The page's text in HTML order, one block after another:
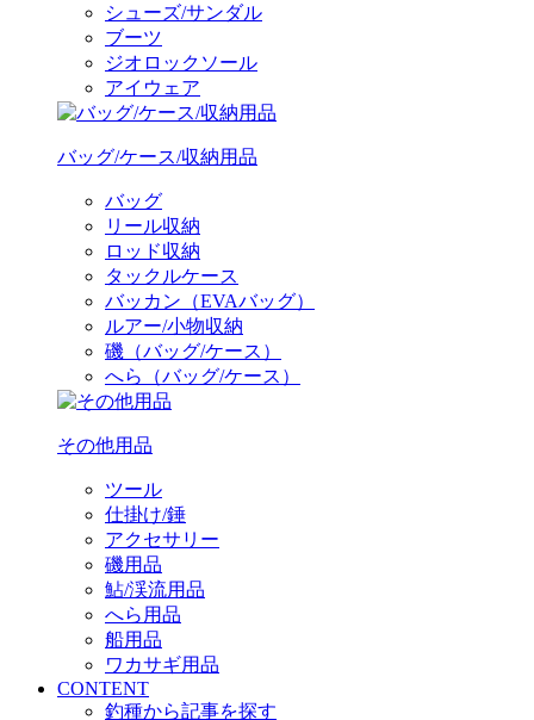
シューズ/サンダル
ブーツ
ジオロックソール
アイウェア
バッグ/ケース/収納用品
バッグ
リール収納
ロッド収納
タックルケース
バッカン（EVAバッグ）
ルアー/小物収納
磯（バッグ/ケース）
へら（バッグ/ケース）
その他用品
ツール
仕掛け/錘
アクセサリー
磯用品
鮎/渓流用品
へら用品
船用品
ワカサギ用品
CONTENT
釣種から記事を探す